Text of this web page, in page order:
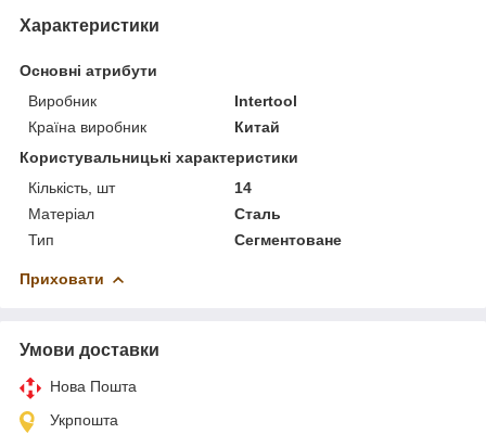
Характеристики
Основні атрибути
Виробник
Intertool
Країна виробник
Китай
Користувальницькі характеристики
Кількість, шт
14
Матеріал
Сталь
Тип
Сегментоване
Приховати
Умови доставки
Нова Пошта
Укрпошта